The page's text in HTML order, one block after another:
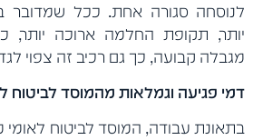
לנוסחה סגורה אחת. ככל שמדובר
יותר, תקופת החלמה ארוכה יותר,
מגבלה קבועה, כך גם רכיב זה צפוי
דמי פגיעה וגמלאות מהמוסד לביטוח
בתאונת עבודה, המוסד לביטוח